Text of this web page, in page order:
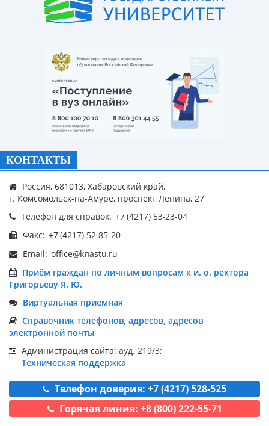
КОНТАКТЫ
Россия, 681013, Хабаровский край,
г. Комсомольск-на-Амуре, проспект Ленина, 27
Телефон для справок:
Факс:
Email:
Приём граждан по личным вопросам к и. о. ректора
Григорьеву Я. Ю.
Виртуальная приемная
Справочник телефонов, адресов, адресов
электронной почты
Администрация сайта: ауд. 219/3;
Техническая поддержка
Телефон доверия: +7 (4217) 528-525
Горячая линия: +8 (800) 222-55-71